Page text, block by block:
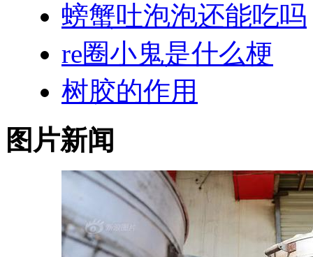
螃蟹吐泡泡还能吃吗
re圈小鬼是什么梗
树胶的作用
图片新闻